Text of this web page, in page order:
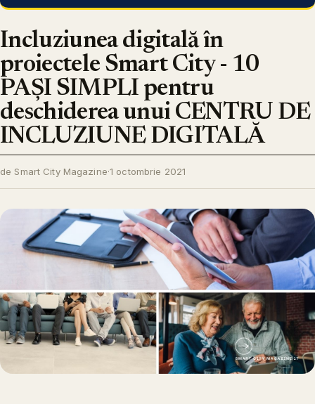
Incluziunea digitală în
proiectele Smart City - 10
PAȘI SIMPLI pentru
deschiderea unui CENTRU DE
INCLUZIUNE DIGITALĂ
de Smart City Magazine·1 octombrie 2021